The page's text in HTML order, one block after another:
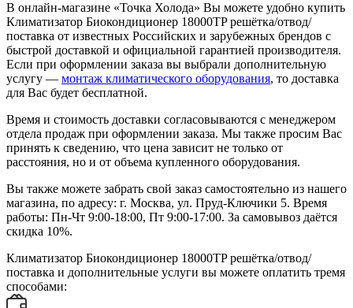
В онлайн-магазине «Точка Холода» Вы можете удобно купить
Климатизатор Биокондиционер 18000TP решётка/отвод/
поставка от известных Российских и зарубежных брендов с
быстрой доставкой и официальной гарантией производителя.
Если при оформлении заказа вы выбрали дополнительную
услугу — монтаж климатического оборудования, то доставка
для Вас будет бесплатной.
Время и стоимость доставки согласовываются с менеджером
отдела продаж при оформлении заказа. Мы также просим Вас
принять к сведению, что цена зависит не только от
расстояния, но и от объема купленного оборудования.
Вы также можете забрать свой заказ самостоятельно из нашего
магазина, по адресу: г. Москва, ул. Пруд-Ключики 5. Время
работы: Пн-Чт 9:00-18:00, Пт 9:00-17:00. За самовывоз даётся
скидка 10%.
Климатизатор Биокондиционер 18000TP решётка/отвод/
поставка и дополнительные услуги вы можете оплатить тремя
способами: